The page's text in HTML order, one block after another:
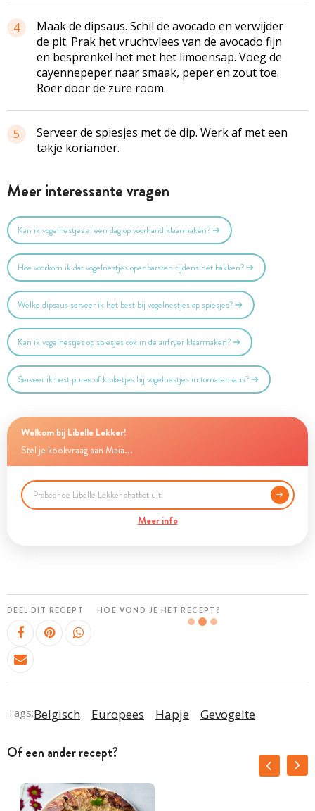
4
Maak de dipsaus. Schil de avocado en verwijder
de pit. Prak het vruchtvlees van de avocado fijn
en besprenkel het met het limoensap. Voeg de
cayennepeper naar smaak, peper en zout toe.
Roer door de zure room.
5
Serveer de spiesjes met de dip. Werk af met een
takje koriander.
Meer interessante vragen
Kan ik vogelnestjes al een dag op voorhand klaarmaken?
Hoe voorkom ik dat vogelnestjes openbarsten tijdens het bakken?
Welke dipsaus serveer ik het best bij vogelnestjes op spiesjes?
Kan ik vogelnestjes op spiesjes ook in de airfryer klaarmaken?
Serveer ik best puree of kroketjes bij vogelnestjes in tomatensaus?
Welkom bij Libelle Lekker!
Stel je kookvraag aan Maia...
Meer info
DEEL DIT RECEPT HOE VOND JE HET RECEPT?
Tags:Belgisch Europees Hapje Gevogelte
Of een ander recept?